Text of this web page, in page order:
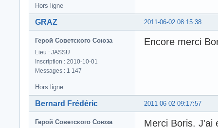
Hors ligne
2011-06-02 08:15:38
GRAZ
Герой Советского Союза
Lieu : JASSU
Inscription : 2010-10-01
Messages : 1 147
Encore merci
Hors ligne
2011-06-02 09:17:57
Bernard Frédéric
Герой Советского Союза
Merci Boris. J'ai